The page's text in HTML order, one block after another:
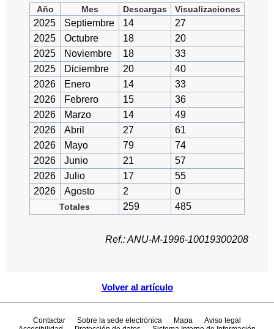
Volver al artículo
Año Mes Descargas Visualizaciones
2025 Septiembre 14
27
2025
Octubre 18
20
2025
Noviembre 18
33
2025
Diciembre 20
40
2026
Enero 14
33
2026
Febrero 15
36
2026
Marzo 14
49
2026
Abril 27
61
2026
Mayo 79
74
2026
Junio 21
57
2026
Julio 17
55
2026
Agosto 2 0
Totales 259 485
Ref.: ANU-M-1996-10019300208
Contactar Sobre la sede electrónica Mapa
Aviso legal